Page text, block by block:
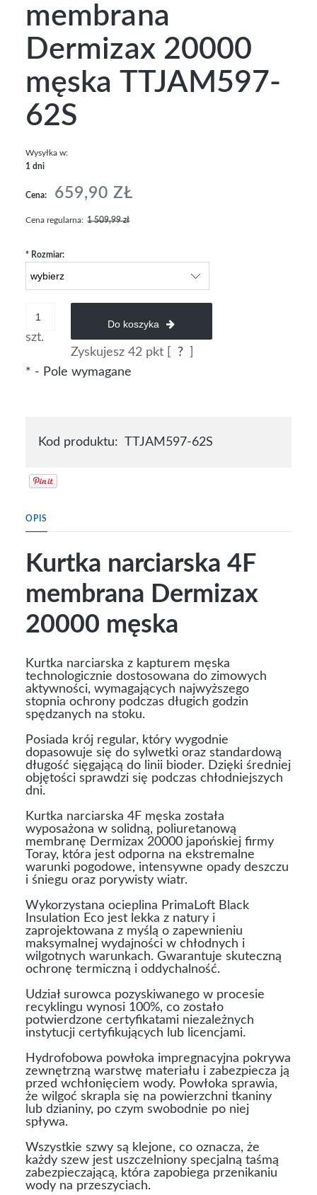
membrana
Dermizax 20000
męska TTJAM597-
62S
Wysyłka w:
1 dni
Cena: 659,90 ZŁ
Cena regularna: 1 509,99 zł
* Rozmiar:
szt.
Do koszyka
Zyskujesz 42pkt [ ?
* - Pole wymagane
Kod produktu: TTJAM597-62S
OPIS
Kurtka narciarska 4F
membrana Dermizax
20000 męska
Kurtka narciarska z kapturem męska
technologicznie dostosowana do zimowych
aktywności, wymagających najwyższego
stopnia ochrony podczas długich godzin
spędzanych na stoku.
Posiada krój regular, który wygodnie
dopasowuje się do sylwetki oraz standardową
długość sięgającą do linii bioder. Dzięki średniej
objętości sprawdzi się podczas chłodniejszych
dni.
Kurtka narciarska 4F męska została
wyposażona w solidną, poliuretanową
membranę Dermizax 20000 japońskiej firmy
Toray, która jest odporna na ekstremalne
warunki pogodowe, intensywne opady deszczu
i śniegu oraz porywisty wiatr.
Wykorzystana ocieplina PrimaLoft Black
Insulation Eco jest lekka z natury i
zaprojektowana z myślą o zapewnieniu
maksymalnej wydajności w chłodnych i
wilgotnych warunkach. Gwarantuje skuteczną
ochronę termiczną i oddychalność.
Udział surowca pozyskiwanego w procesie
recyklingu wynosi 100%, co zostało
potwierdzone certyfikatami niezależnych
instytucji certyfikujących lub licencjami.
Hydrofobowa powłoka impregnacyjna pokrywa
zewnętrzną warstwę materiału i zabezpiecza ją
przed wchłonięciem wody. Powłoka sprawia,
że wilgoć skrapla się na powierzchni tkaniny
lub dzianiny, po czym swobodnie po niej
spływa.
Wszystkie szwy są klejone, co oznacza, że
każdy szew jest uszczelniony specjalną taśmą
zabezpieczającą, która zapobiega przenikaniu
wody na przeszyciach.